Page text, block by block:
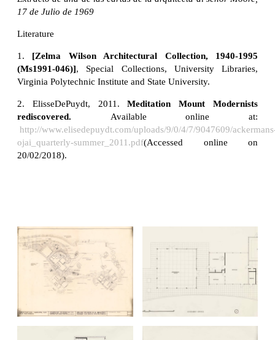
17 de Julio de 1969
Literature
1. [Zelma Wilson Architectural Collection, 1940-1995
(Ms1991-046)], Special Collections, University Libraries,
Virginia Polytechnic Institute and State University.
2. ElisseDePuydt, 2011.Meditation Mount Modernists
rediscovered. Available online at:
http://www.elisedepuydt.com/uploads/9/0/4/7/9047609/
ojai_quarterly-summer_2011.pdf(Accessed online on
20/02/2018).